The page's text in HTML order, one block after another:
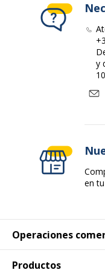
Operaciones
Productos
y
en